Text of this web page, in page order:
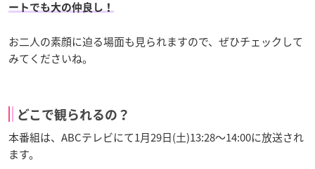
ートでも大の仲良し！
お二人の素顔に迫る場面も見られますので、ぜひチェックして
みてくださいね。
どこで観られるの？
本番組は、ABCテレビにて1月29日(土)13:28～14:00に放送され
ます。